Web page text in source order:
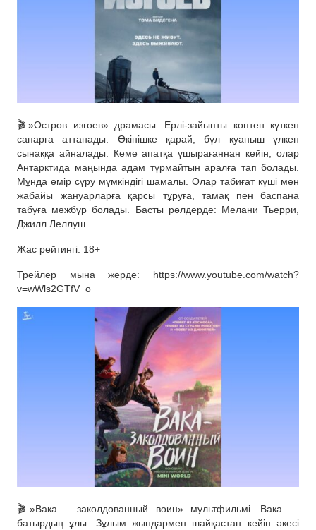
🎬»Остров изгоев» драмасы. Ерлі-зайыпты көптен күткен
сапарға аттанады. Өкінішке қарай, бұл қуаныш үлкен
сынаққа айналады. Кеме апатқа ұшырағаннан кейін, олар
Антарктида маңында адам тұрмайтын аралға тап болады.
Мұнда өмір сүру мүмкіндігі шамалы. Олар табиғат күші мен
жабайы жануарларға қарсы тұруға, тамақ пен баспана
табуға мәжбүр болады. Басты рөлдерде: Мелани Тьерри,
Джилл Леллуш.
Жас рейтингі: 18+
Трейлер мына жерде: https://www.youtube.com/watch?
v=wWls2GTfV_o
🎬»Вака – заколдованный воин» мультфильмі. Вака —
батырдың ұлы. Зұлым жындармен шайқастан кейін әкесі